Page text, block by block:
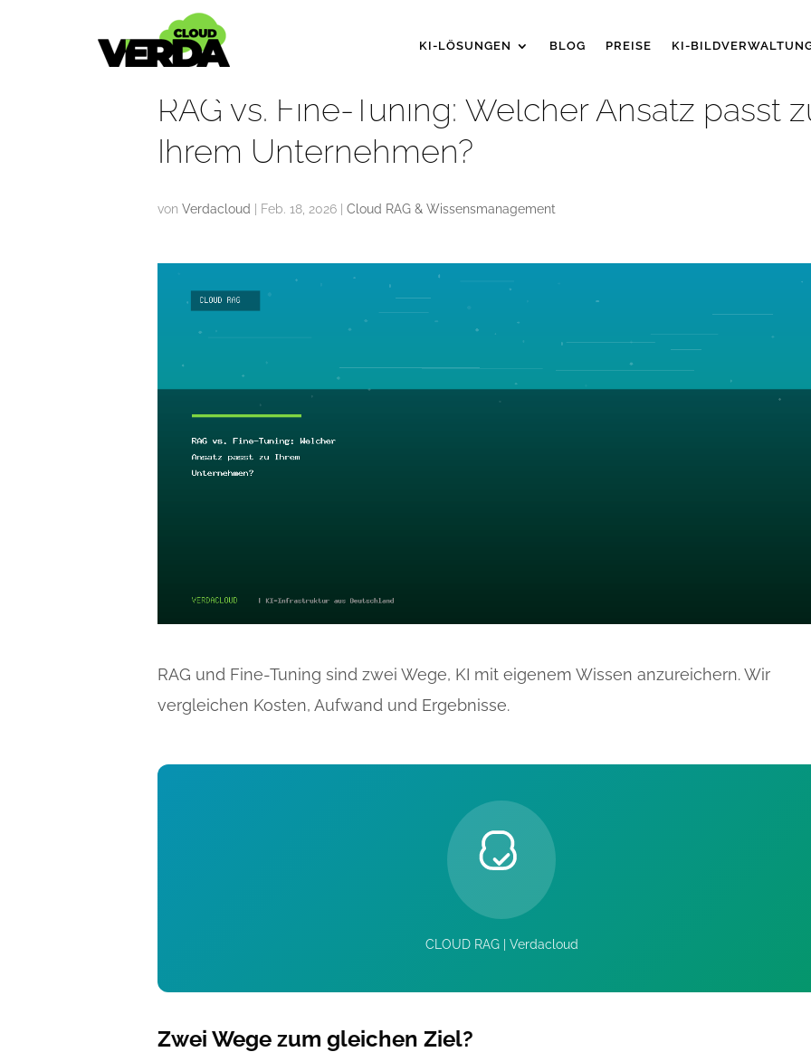
KI-LÖSUNGEN BLOG PREISE KI-
RAG vs. Fine-Tuning: Welcher Ansatz passt
Ihrem Unternehmen?
vonVerdacloud Feb. 18, 2026 |Cloud RAG & Wissensmanagement
RAG und Fine-Tuning sind zwei Wege, KI mit eigenem Wissen anzureichern. Wir
vergleichen Kosten, Aufwand und Ergebnisse.
CLOUD RAG | Verdacloud
Zwei Wege zum gleichen Ziel?